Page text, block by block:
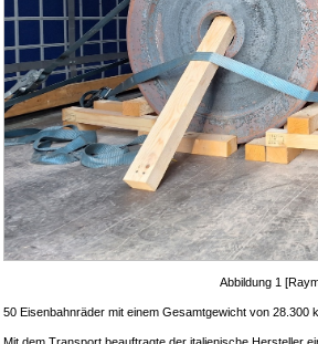
Abbildung 1
50 Eisenbahnräder mit einem Gesamtgewicht von 28.300